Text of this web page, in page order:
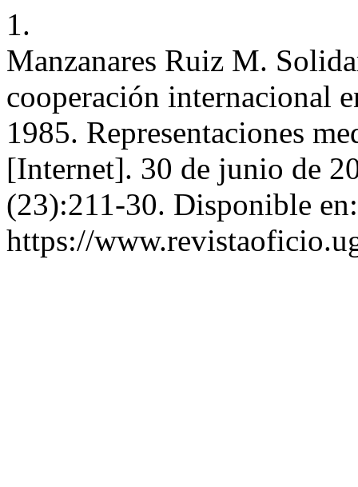
1.
Manzanares Ruiz M.
cooperación internacional
1985. Representaciones
[Internet]. 30 de junio de
(23):211-30. Disponible en:
https://